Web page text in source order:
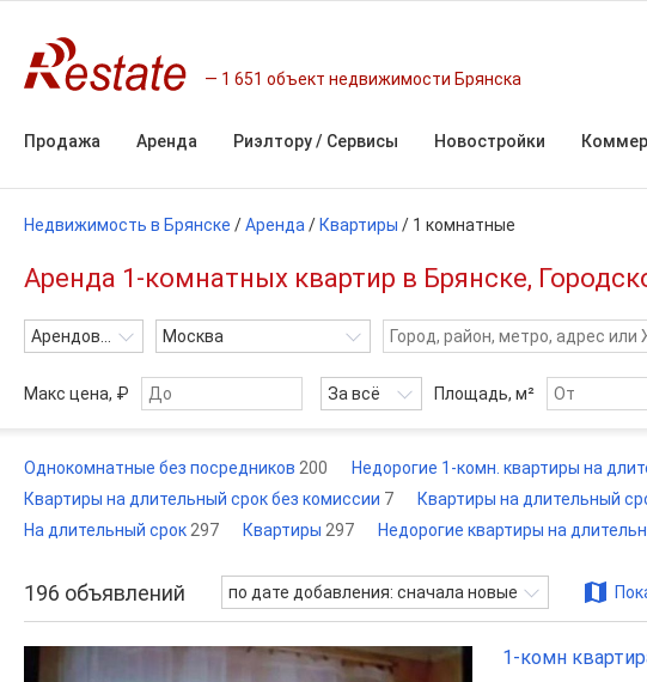
1 651 объект недвижимости Брянска
Продажа Аренда Риэлтору / Сервисы Новостройки
Недвижимость в Брянске /Аренда / Квартиры / 1 комнатные
Аренда 1-комнатных квартир в Брянске,
Арендовать Москва
Макс цена, ₽ За всё Площадь, м²
Однокомнатные без посредников 200 Недорогие 1-комн. квартиры на
Квартиры на длительный срок без комиссии 7 Квартиры на длительный
На длительный срок 297 Квартиры 297 Недорогие квартиры на
196 объявлений по дате добавления: сначала новые
1-комн